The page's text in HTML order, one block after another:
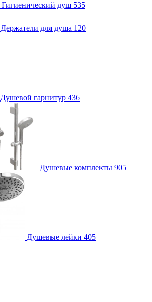
Гигиенический душ 535
Держатели для душа 120
Душевой гарнитур 436
Душевые комплекты 905
Душевые лейки 405